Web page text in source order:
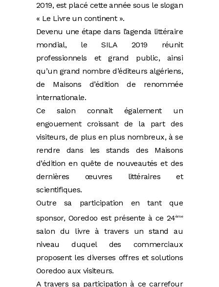
2019, est placé cette année sous le slogan
« Le Livre un continent ».
Devenu une étape dans l’agenda littéraire
mondial, le SILA 2019 réunit
professionnels et grand public, ainsi
qu’un grand nombre d’éditeurs algériens,
de Maisons d’édition de renommée
internationale.
Ce salon connait également un
engouement croissant de la part des
visiteurs, de plus en plus nombreux, à se
rendre dans les stands des Maisons
d’édition en quête de nouveautés et des
dernières œuvres littéraires et
scientifiques.
Outre sa participation en tant que
sponsor, Ooredoo est présente à ce 24ème
salon du livre à travers un stand au
niveau duquel des commerciaux
proposent les diverses offres et solutions
Ooredoo aux visiteurs.
A travers sa participation à ce carrefour